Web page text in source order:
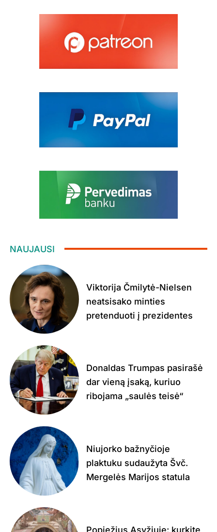
NAUJAUSI
Viktorija Čmilytė-Nielsen
neatsisako minties
pretenduoti į prezidentes
Donaldas Trumpas pasirašė
dar vieną įsaką, kuriuo
ribojama „saulės teisė“
Niujorko bažnyčioje
plaktuku sudaužyta Švč.
Mergelės Marijos statula
Popiežius Asyžiuje: kurkite